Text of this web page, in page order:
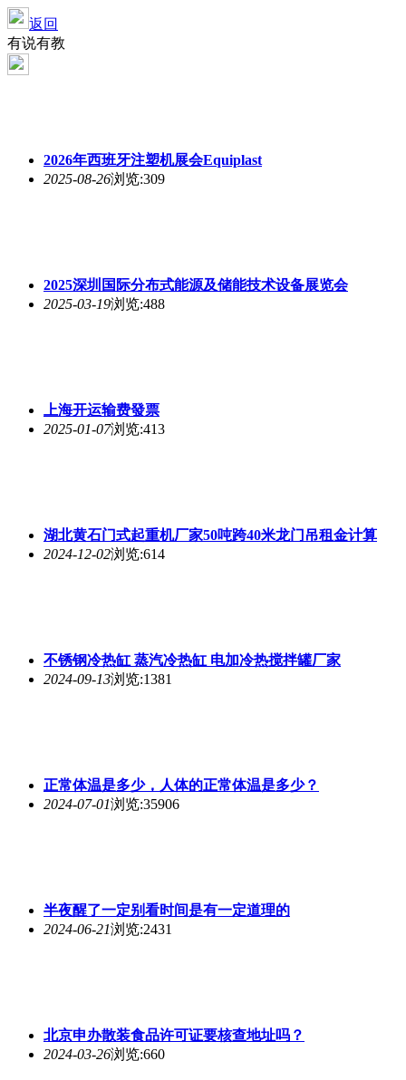
返回
有说有教
2026年西班牙注塑机展会Equiplast
2025-08-26浏览:309
2025深圳国际分布式能源及储能技术设备展览会
2025-03-19浏览:488
上海开运输费發票
2025-01-07浏览:413
湖北黄石门式起重机厂家50吨跨40米龙门吊租金计算
2024-12-02浏览:614
不锈钢冷热缸 蒸汽冷热缸 电加冷热搅拌罐厂家
2024-09-13浏览:1381
正常体温是多少，人体的正常体温是多少？
2024-07-01浏览:35906
半夜醒了一定别看时间是有一定道理的
2024-06-21浏览:2431
北京申办散装食品许可证要核查地址吗？
2024-03-26浏览:660